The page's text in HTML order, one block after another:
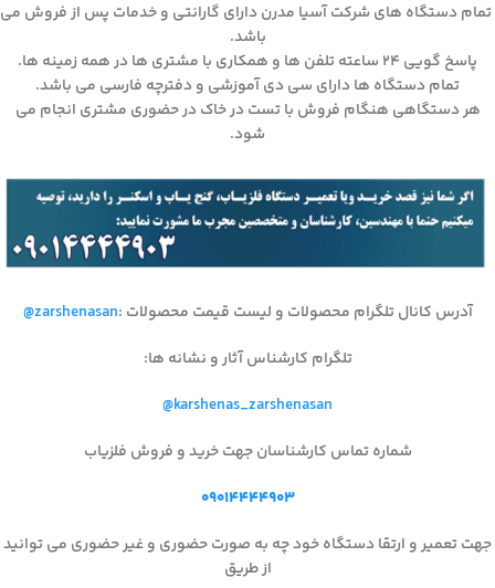
تمام دستگاه های شرکت آسیا مدرن دارای گارانتی و خدمات پس از فروش می
باشد.
پاسخ گویی ۲۴ ساعته تلفن ها و همکاری با مشتری ها در همه زمینه ها.
تمام دستگاه ها دارای سی دی آموزشی و دفترچه فارسی می باشد.
هر دستگاهی هنگام فروش با تست در خاک در حضوری مشتری انجام می
شود.
آدرس کانال تلگرام محصولات و لیست قیمت محصولات :
@zarshenasan
تلگرام کارشناس آثار و نشانه ها:
@karshenas_zarshenasan
شماره تماس کارشناسان جهت خرید و فروش فلزیاب
۰۹۰۱۴۴۴۴۹۰۳
جهت تعمیر و ارتقا دستگاه خود چه به صورت حضوری و غیر حضوری می توانید
از طریق